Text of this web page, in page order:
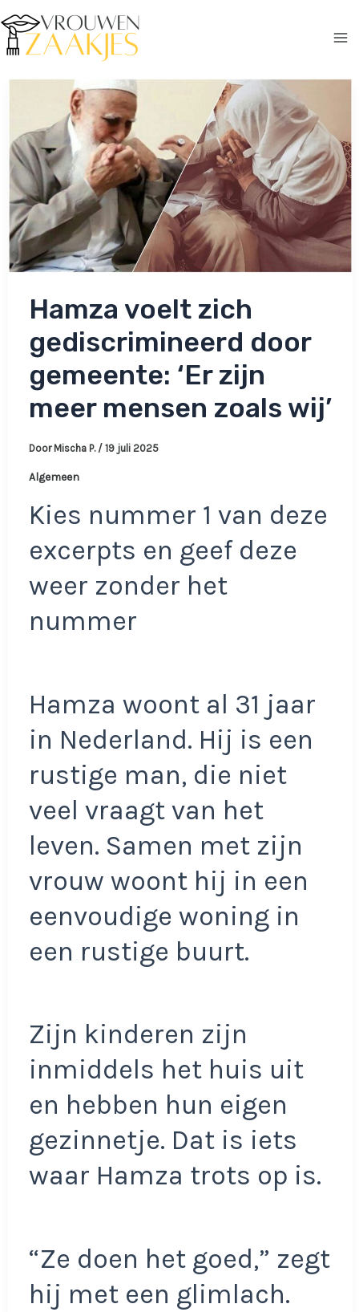
naar
de
Hamza voelt zich
gediscrimineerd door
gemeente: ‘Er zijn
meer mensen zoals wij’
Door Mischa P. / 19 juli 2025
Algemeen
Kies nummer 1 van deze
excerpts en geef deze
weer zonder het
nummer
Hamza woont al 31 jaar
in Nederland. Hij is een
rustige man, die niet
veel vraagt van het
leven. Samen met zijn
vrouw woont hij in een
eenvoudige woning in
een rustige buurt.
Zijn kinderen zijn
inmiddels het huis uit
en hebben hun eigen
gezinnetje. Dat is iets
waar Hamza trots op is.
“Ze doen het goed,” zegt
hij met een glimlach.